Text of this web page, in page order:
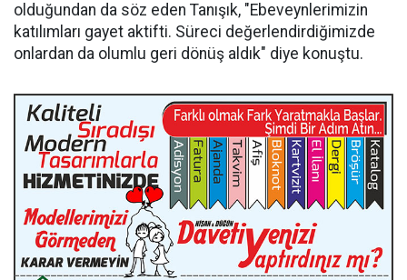
olduğundan da söz eden Tanışık, "Ebeveynlerimizin
katılımları gayet aktifti. Süreci değerlendirdiğimizde
onlardan da olumlu geri dönüş aldık" diye konuştu.